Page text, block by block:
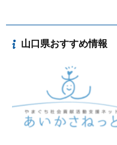
山口県おすすめ情報